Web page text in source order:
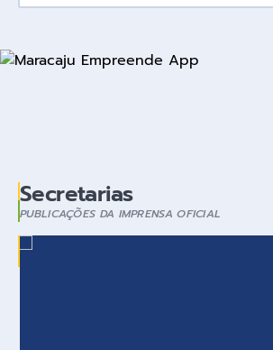
Secretarias
PUBLICAÇÕES DA IMPRENSA OFICIAL